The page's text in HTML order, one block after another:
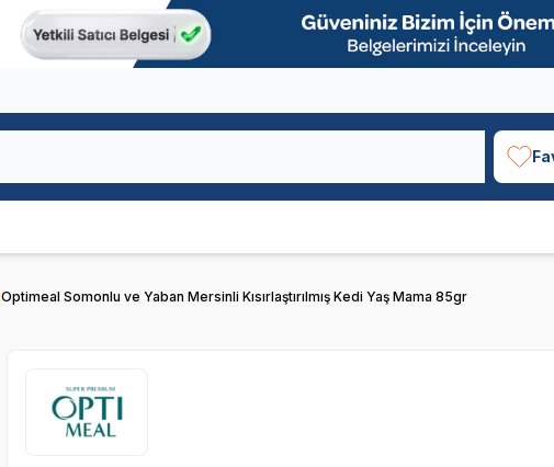
Optimeal Somonlu ve Yaban Mersinli Kısırlaştırılmış Kedi Yaş Mama 85gr